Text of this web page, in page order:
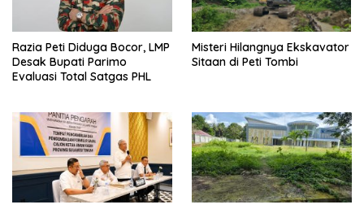
Razia Peti Diduga Bocor, LMP
Desak Bupati Parimo
Evaluasi Total Satgas PHL
Misteri Hilangnya Ekskavator
Sitaan di Peti Tombi